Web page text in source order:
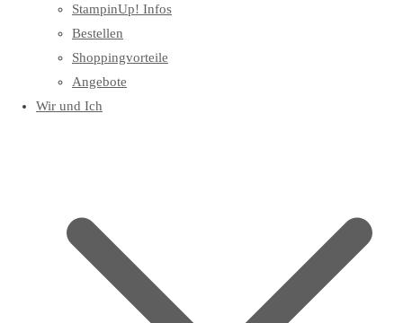
StampinUp! Infos
Bestellen
Shoppingvorteile
Angebote
Wir und Ich